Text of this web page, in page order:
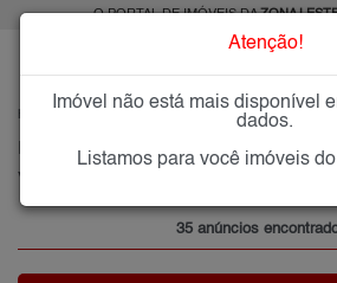
O PORTAL DE IMÓVEIS DAZONA
VILA SANTA
Imóveis à Venda na Vila Santa Isabel,
Vila Santa Isabel, Zona Leste
35 anúncios
Atenção!
Imóvel não está mais disponível
dados.
Listamos para você imóveis